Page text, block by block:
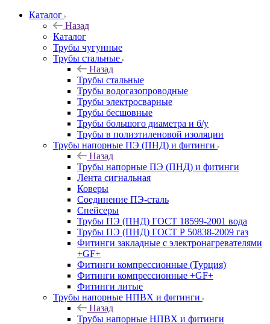
Каталог
Назад
Каталог
Трубы чугунные
Трубы стальные
Назад
Трубы стальные
Трубы водогазопроводные
Трубы электросварные
Трубы бесшовные
Трубы большого диаметра и б/у
Трубы в полиэтиленовой изоляции
Трубы напорные ПЭ (ПНД) и фитинги
Назад
Трубы напорные ПЭ (ПНД) и фитинги
Лента сигнальная
Коверы
Соединение ПЭ-сталь
Спейсеры
Трубы ПЭ (ПНД) ГОСТ 18599-2001 вода
Трубы ПЭ (ПНД) ГОСТ Р 50838-2009 газ
Фитинги закладные с электронагревателями
+GF+
Фитинги компрессионные (Турция)
Фитинги компрессионные +GF+
Фитинги литые
Трубы напорные НПВХ и фитинги
Назад
Трубы напорные НПВХ и фитинги